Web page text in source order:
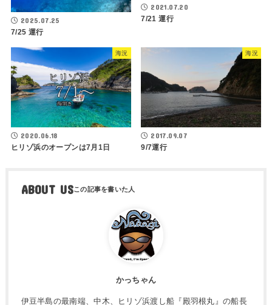
2025.07.25
7/25 運行
2021.07.20
7/21 運行
海況
2020.06.18
ヒリゾ浜のオープンは7月1日
海況
2017.09.07
9/7運行
ABOUT US
かっちゃん
伊豆半島の最南端、中木、ヒリゾ浜渡し船『殿羽根丸』の船長